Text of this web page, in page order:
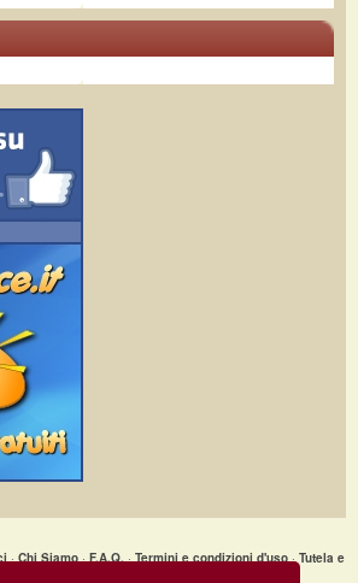
·Chi Siamo·F.A.Q.·Termini e condizioni d'uso·Tutela e